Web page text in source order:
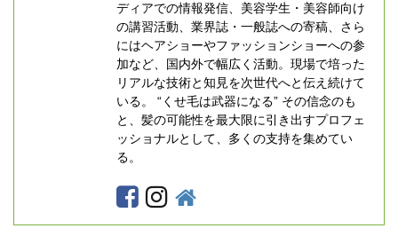
ディアでの情報発信、美容学生・美容師向け
の講習活動、業界誌・一般誌への寄稿、さら
にはヘアショーやファッションショーへの参
加など、国内外で幅広く活動。現場で培った
リアルな技術と知見を次世代へと伝え続けて
いる。 “くせ毛は武器になる” その信念のも
と、髪の可能性を最大限に引き出すプロフェ
ッショナルとして、多くの支持を集めてい
る。